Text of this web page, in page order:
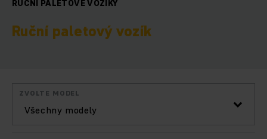
RUČNÍ PALETOVÉ VOZÍKY
Ruční paletový vozík
Všechny modely
ZVOLTE MODEL